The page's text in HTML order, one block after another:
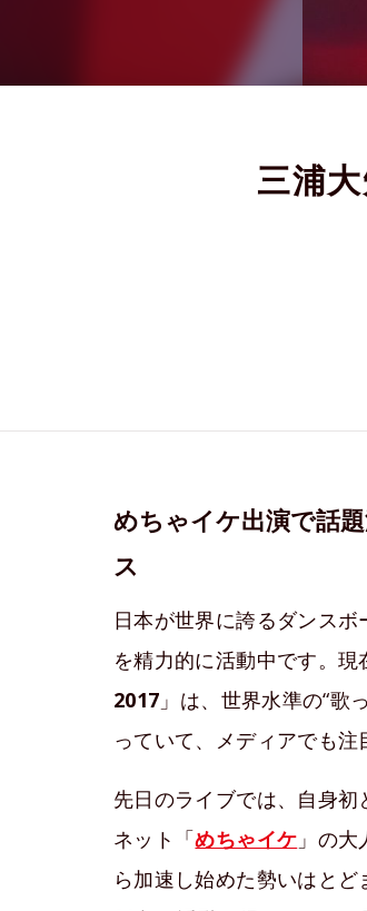
三浦
めちゃイケ出演で話
ス
日本が世界に誇るダンス
を精力的に活動中です。
2017 」は、世界水準の“歌
っていて、メディアでも注
先日のライブでは、自身
ネット「めちゃイケ 」の
ら加速し始めた勢いはとど